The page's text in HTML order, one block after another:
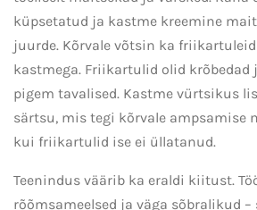
küpsetatud ja kastme kreemine
juurde. Kõrvale võtsin ka
kastmega. Friikartulid olid krõbedad
pigem tavalised. Kastme vürtsikus
särtsu, mis tegi kõrvale ampsamise
kui friikartulid ise ei üllatanud.
Teenindus väärib ka eraldi kiitust.
rõõmsameelsed ja väga sõbralikud